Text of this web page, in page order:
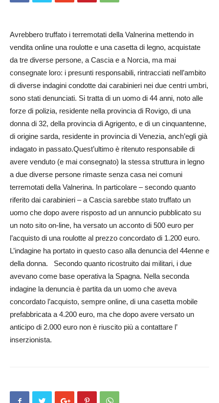
Avrebbero truffato i terremotati della Valnerina mettendo in
vendita online una roulotte e una casetta di legno, acquistate
da tre diverse persone, a Cascia e a Norcia, ma mai
consegnate loro: i presunti responsabili, rintracciati nell’ambito
di diverse indagini condotte dai carabinieri nei due centri umbri,
sono stati denunciati. Si tratta di un uomo di 44 anni, noto alle
forze di polizia, residente nella provincia di Rovigo, di una
donna di 32, della provincia di Agrigento, e di un cinquantenne,
di origine sarda, residente in provincia di Venezia, anch’egli già
indagato in passato.Quest’ultimo è ritenuto responsabile di
avere venduto (e mai consegnato) la stessa struttura in legno
a due diverse persone rimaste senza casa nei comuni
terremotati della Valnerina. In particolare – secondo quanto
riferito dai carabinieri – a Cascia sarebbe stato truffato un
uomo che dopo avere risposto ad un annuncio pubblicato su
un noto sito on-line, ha versato un acconto di 500 euro per
l’acquisto di una roulotte al prezzo concordato di 1.200 euro.
L’indagine ha portato in questo caso alla denuncia del 44enne e
della donna. Secondo quanto ricostruito dai militari, i due
avevano come base operativa la Spagna. Nella seconda
indagine la denuncia è partita da un uomo che aveva
concordato l’acquisto, sempre online, di una casetta mobile
prefabbricata a 4.200 euro, ma che dopo avere versato un
anticipo di 2.000 euro non è riuscito più a contattare l’
inserzionista.